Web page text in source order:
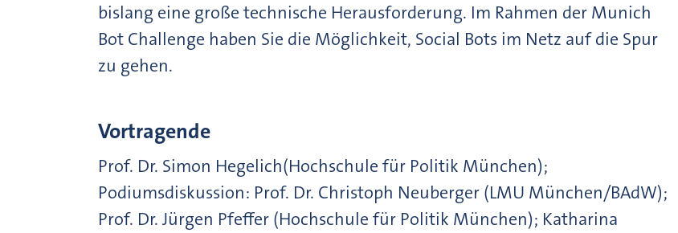
bislang eine große technische Herausforderung. Im Rahmen der Munich
Bot Challenge haben Sie die Möglichkeit, Social Bots im Netz auf die Spur
zu gehen.
Vortragende
Prof. Dr. Simon Hegelich(Hochschule für Politik München);
Podiumsdiskussion: Prof. Dr. Christoph Neuberger (LMU München/BAdW);
Prof. Dr. Jürgen Pfeffer (Hochschule für Politik München); Katharina